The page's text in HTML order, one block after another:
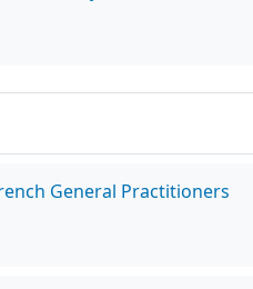
General Practitioners